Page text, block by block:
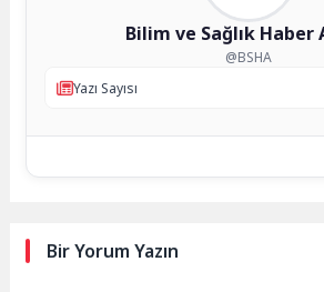
Bilim ve Sağlık Haber
@BSHA
Yazı Sayısı
Bir Yorum Yazın